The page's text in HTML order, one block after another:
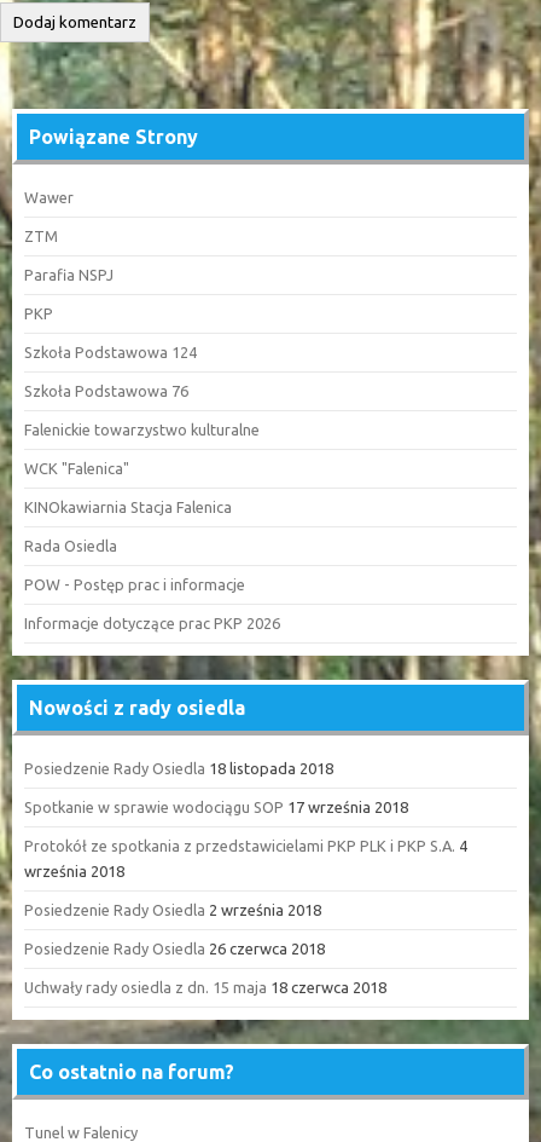
Powiązane Strony
Wawer
ZTM
Parafia NSPJ
PKP
Szkoła Podstawowa 124
Szkoła Podstawowa 76
Falenickie towarzystwo kulturalne
WCK "Falenica"
KINOkawiarnia Stacja Falenica
Rada Osiedla
POW - Postęp prac i informacje
Informacje dotyczące prac PKP 2026
Nowości z rady osiedla
Posiedzenie Rady Osiedla 18 listopada 2018
Spotkanie w sprawie wodociągu SOP 17 września 2018
Protokół ze spotkania z przedstawicielami PKP PLK i PKP S.A. 4
września 2018
Posiedzenie Rady Osiedla 2 września 2018
Posiedzenie Rady Osiedla 26 czerwca 2018
Uchwały rady osiedla z dn. 15 maja 18 czerwca 2018
Co ostatnio na forum?
Tunel w Falenicy